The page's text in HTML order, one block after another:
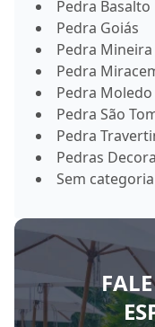
Pedra Basalto
Pedra Goiás
Pedra Mineira
Pedra
Pedra Moledo
Pedra São
Pedra
Pedras
Sem categoria